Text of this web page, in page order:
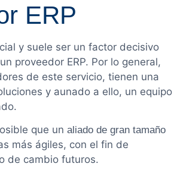
ERP
y suele ser un factor decisivo
proveedor ERP. Por lo general,
de este servicio, tienen una
y aunado a ello, un equipo
que un aliado de gran tamaño
más ágiles, con el fin de
de cambio futuros.